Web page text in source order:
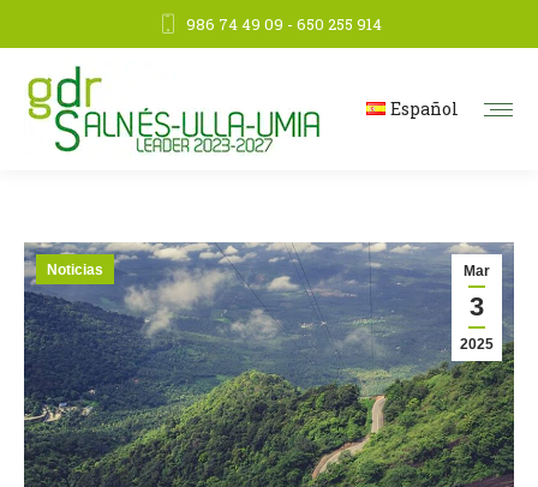
986 74 49 09 - 650 255 914
Español
Mar
3
2025
Noticias